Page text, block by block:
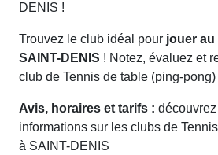
DENIS !
Trouvez le club idéal pour jouer au
SAINT-DENIS ! Notez, évaluez et
club de Tennis de table (ping-
Avis, horaires et tarifs :
informations sur les clubs de
à SAINT-DENIS